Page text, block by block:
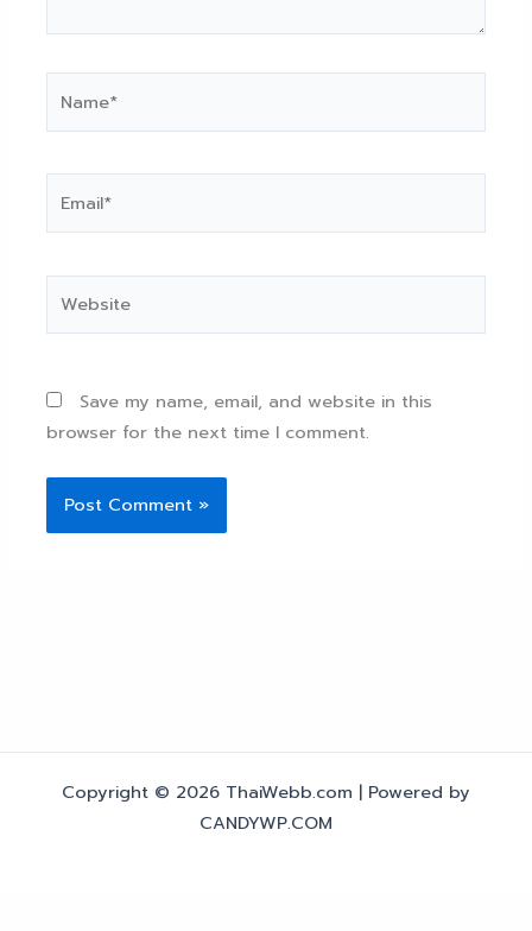
Save my name, email, and website in this
browser for the next time I comment.
Copyright © 2026 ThaiWebb.com | Powered by
CANDYWP.COM